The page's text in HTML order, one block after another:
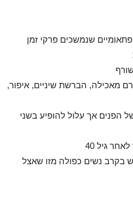
שנמשכים פרקי זמן
מאכילה, הברשת שיניים, איפור,
הפנים אך עלול להופיע בשני
גיל 40
בקרב נשים כפולה מזו שאצל